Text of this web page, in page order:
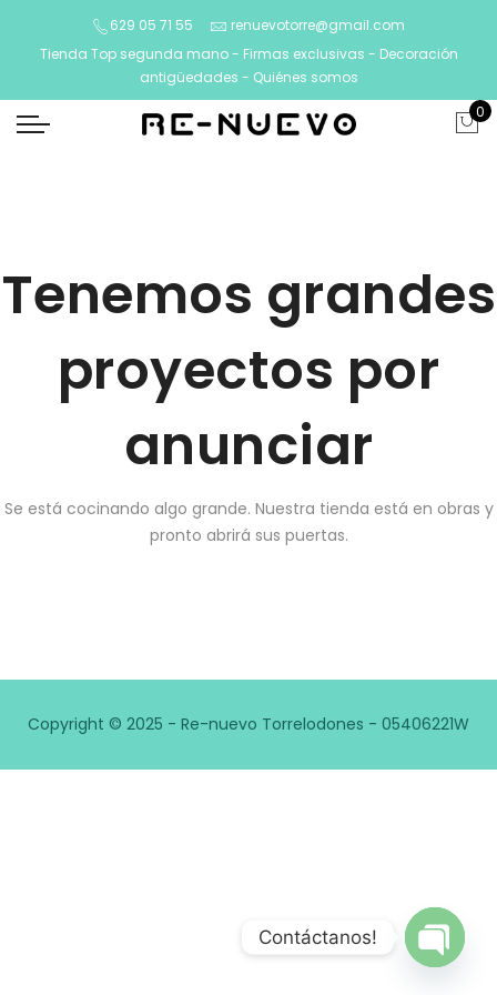
629 05 71 55
renuevotorre@gmail.com
Tienda Top segunda mano - Firmas exclusivas - Decoración
antigüedades - Quiénes somos
0
Tenemos grandes
proyectos por
anunciar
Se está cocinando algo grande. Nuestra tienda está en obras y
pronto abrirá sus puertas.
Copyright © 2025 - Re-nuevo Torrelodones - 05406221W
Contáctanos!